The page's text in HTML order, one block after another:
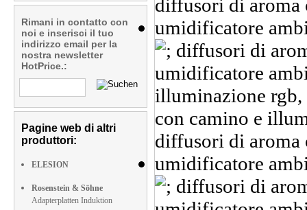
Rimani in contatto con
noi e inserisci il tuo
indirizzo email per la
nostra newsletter
HotPrice.:
Pagine web di altri
produttori:
ELESION
Rosenstein & Söhne
Adapterplatten Induktion